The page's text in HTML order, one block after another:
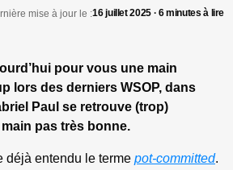
mise à jour le :16 juillet 2025 · 6 minutes à lire
pour vous une main
lors des derniers WSOP, dans
Paul se retrouve (trop)
pas très bonne.
déjà entendu le terme pot-committed.